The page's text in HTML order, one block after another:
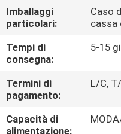
MAPPA
DEL
SITO
NORME
SULLA
Imballaggi
particolari:
Caso
cassa
Tempi di
consegna:
5-15
Termini di
pagamento:
L/C,
Capacità di
alimentazione: